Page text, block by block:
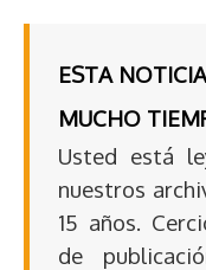
ESTA
MUCHO
Usted está
nuestros
15 años.
de